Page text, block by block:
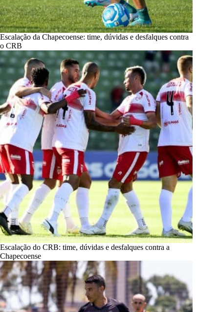
Escalação da Chapecoense: time, dúvidas e desfalques contra
o CRB
Escalação do CRB: time, dúvidas e desfalques contra a
Chapecoense